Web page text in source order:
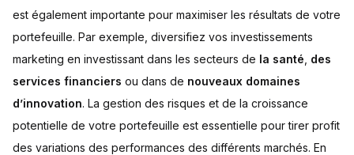
est également importante pour maximiser les résultats de votre
portefeuille. Par exemple, diversifiez vos investissements
marketing en investissant dans les secteurs de la santé des
services financiers ou dans de nouveaux domaines
d’innovation. La gestion des risques et de la croissance
potentielle de votre portefeuille est essentielle pour tirer profit
des variations des performances des différents marchés. En